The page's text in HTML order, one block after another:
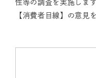
性等の調査を実施しま
【消費者目線】の意見